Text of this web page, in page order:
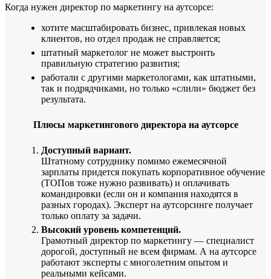
Когда нужен директор по маркетингу на аутсорсе:
хотите масштабировать бизнес, привлекая новых
клиентов, но отдел продаж не справляется;
штатный маркетолог не может выстроить
правильную стратегию развития;
работали с другими маркетологами, как штатными,
так и подрядчиками, но только «слили» бюджет без
результата.
Плюсы маркетингового директора на аутсорсе
Доступный вариант.
Штатному сотруднику помимо ежемесячной
зарплаты придется покупать корпоративное обучение
(ТОПов тоже нужно развивать) и оплачивать
командировки (если он и компания находятся в
разных городах). Эксперт на аутсорсинге получает
только оплату за задачи.
Высокий уровень компетенций.
Грамотный директор по маркетингу — специалист
дорогой, доступный не всем фирмам. А на аутсорсе
работают эксперты с многолетним опытом и
реальными кейсами.